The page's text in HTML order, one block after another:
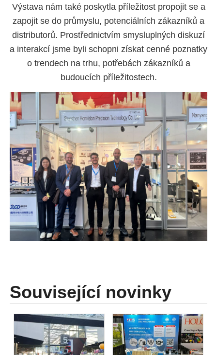
Výstava nám také poskytla příležitost propojit se a
zapojit se do průmyslu, potenciálních zákazníků a
distributorů. Prostřednictvím smysluplných diskuzí
a interakcí jsme byli schopni získat cenné poznatky
o trendech na trhu, potřebách zákazníků a
budoucích příležitostech.
Související novinky